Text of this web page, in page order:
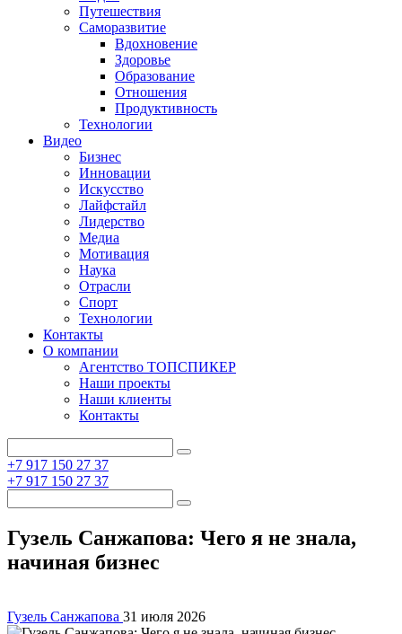
Путешествия
Саморазвитие
Вдохновение
Здоровье
Образование
Отношения
Продуктивность
Технологии
Видеo
Бизнес
Инновации
Искусство
Лайфстайл
Лидерство
Медиа
Мотивация
Наука
Отрасли
Спорт
Технологии
Контакты
О компании
Агентство ТОПСПИКЕР
Наши проекты
Наши клиенты
Контакты
+7 917 150 27 37
+7 917 150 27 37
Гузель Санжапова: Чего я не знала,
начиная бизнес
Гузель Санжапова 31 июля 2026